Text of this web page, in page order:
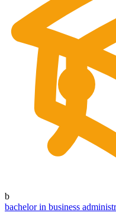
b
bachelor in business